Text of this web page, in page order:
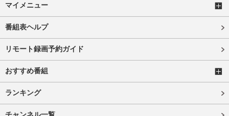
マイメニュー
番組表ヘルプ
リモート録画予約ガイド
おすすめ番組
ランキング